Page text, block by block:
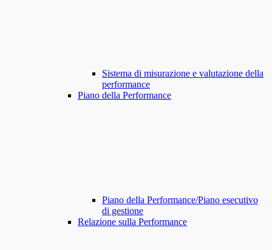
Sistema di misurazione e valutazione della
performance
Piano della Performance
Piano della Performance/Piano esecutivo
di gestione
Relazione sulla Performance